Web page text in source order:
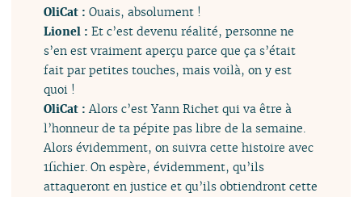
OliCat : Ouais, absolument !
Lionel : Et c’est devenu réalité, personne ne
s’en est vraiment aperçu parce que ça s’était
fait par petites touches, mais voilà, on y est
quoi !
OliCat : Alors c’est Yann Richet qui va être à
l’honneur de ta pépite pas libre de la semaine.
Alors évidemment, on suivra cette histoire avec
1fichier. On espère, évidemment, qu’ils
attaqueront en justice et qu’ils obtiendront cette